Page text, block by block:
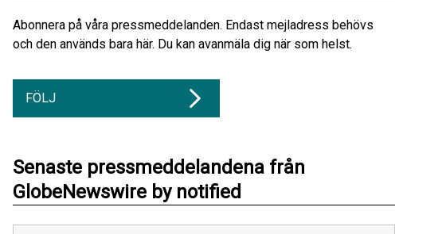
Abonnera på våra pressmeddelanden. Endast mejladress behövs
och den används bara här. Du kan avanmäla dig när som helst.
FÖLJ
Senaste pressmeddelandena från
GlobeNewswire by notified